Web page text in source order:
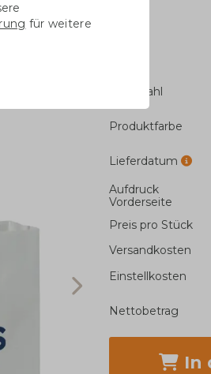
Stückzahl
Produktfarbe
Lieferdatum
Aufdruck
Vorderseite
Preis pro Stück
Versandkosten
Einstellkosten
Nettobetrag
In
für weitere